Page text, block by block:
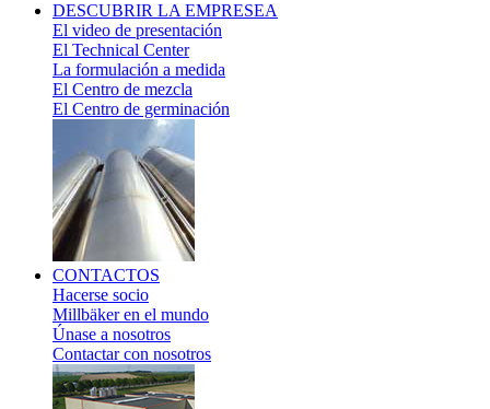
DESCUBRIR LA EMPRESEA
El video de presentación
El Technical Center
La formulación a medida
El Centro de mezcla
El Centro de germinación
CONTACTOS
Hacerse socio
Millbäker en el mundo
Únase a nosotros
Contactar con nosotros